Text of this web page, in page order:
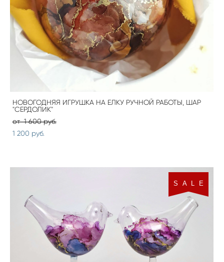
НОВОГОДНЯЯ ИГРУШКА НА ЕЛКУ РУЧНОЙ РАБОТЫ, ШАР
"СЕРДОЛИК"
от 1 600 pуб.
1 200 pуб.
S A L E